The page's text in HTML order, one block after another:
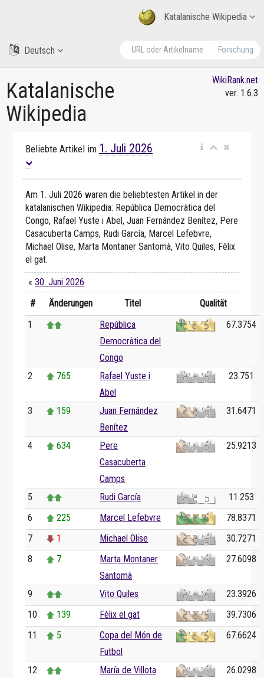
Katalanische Wikipedia
Forschung
Deutsch
Katalanische
Wikipedia
WikiRank.net
ver. 1.6.3
Beliebte Artikel im 1. Juli 2026
Am 1. Juli 2026 waren die beliebtesten Artikel in der
katalanischen Wikipedia: República Democràtica del
Congo, Rafael Yuste i Abel, Juan Fernández Benítez, Pere
Casacuberta Camps, Rudi García, Marcel Lefebvre,
Michael Olise, Marta Montaner Santomà, Vito Quiles, Fèlix
el gat.
« 30. Juni 2026
#
Änderungen Titel
Qualität
1
República
Democràtica del
Congo
67.3754
2 765
Rafael Yuste i
Abel
23.751
3 159
Juan Fernández
Benítez
31.6471
4 634
Pere
Casacuberta
Camps
25.9213
5 Rudi García
11.253
6
225 Marcel Lefebvre
78.8371
7
1 Michael Olise
30.7271
8
7
Marta Montaner
Santomà
27.6098
9 Vito Quiles
23.3926
10
139 Fèlix el gat
39.7306
11
5
Copa del Món de
Futbol
67.6624
12
María de Villota
26.0298